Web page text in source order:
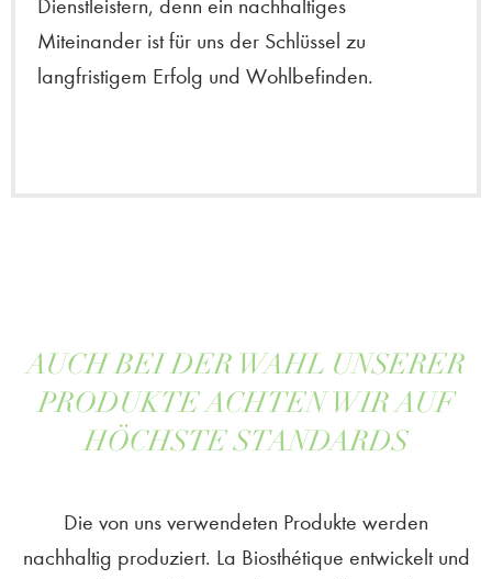
Dienstleistern, denn ein nachhaltiges
Miteinander ist für uns der Schlüssel zu
langfristigem Erfolg und Wohlbefinden.
AUCH BEI DER WAHL UNSERER
PRODUKTE ACHTEN WIR AUF
HÖCHSTE STANDARDS
Die von uns verwendeten Produkte werden
nachhaltig produziert. La Biosthétique entwickelt und